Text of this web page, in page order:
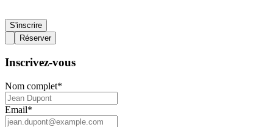
S'inscrire
Réserver
Inscrivez-vous
Nom complet*
Email*